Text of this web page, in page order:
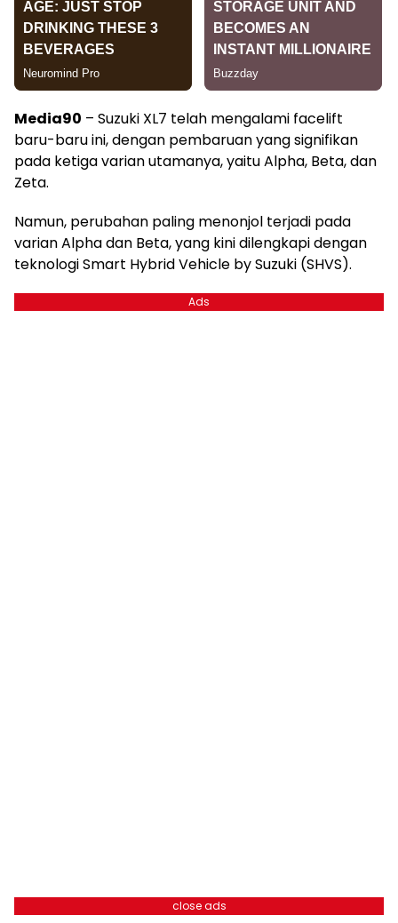
Media90 – Suzuki XL7 telah mengalami facelift
baru-baru ini, dengan pembaruan yang signifikan
pada ketiga varian utamanya, yaitu Alpha, Beta, dan
Zeta.
Namun, perubahan paling menonjol terjadi pada
varian Alpha dan Beta, yang kini dilengkapi dengan
teknologi Smart Hybrid Vehicle by Suzuki (SHVS).
Ads
close ads